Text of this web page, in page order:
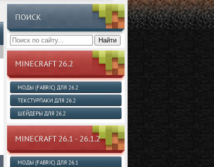
ПОИСК
Найти
MINECRAFT 26.2
МОДЫ (FABRIC) ДЛЯ 26.2
ТЕКСТУРПАКИ ДЛЯ 26.2
ШЕЙДЕРЫ ДЛЯ 26.2
MINECRAFT 26.1 - 26.1.2
МОДЫ (FABRIC) ДЛЯ 26.1